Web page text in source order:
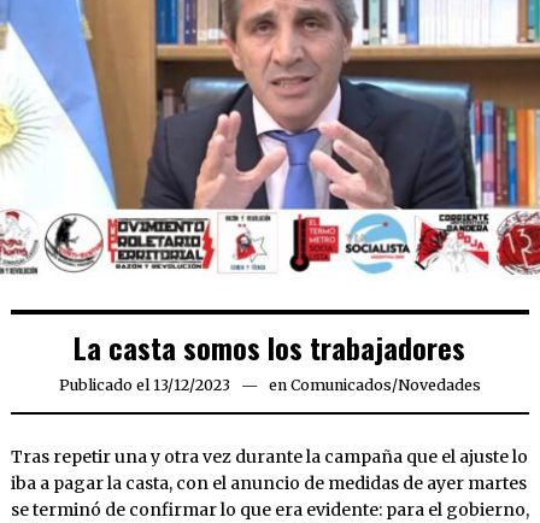
La casta somos los trabajadores
Publicado el 13/12/2023 14/12/2023
en Comunicados/Novedades
Tras repetir una y otra vez durante la campaña que el ajuste lo
iba a pagar la casta, con el anuncio de medidas de ayer martes
se terminó de confirmar lo que era evidente: para el gobierno,